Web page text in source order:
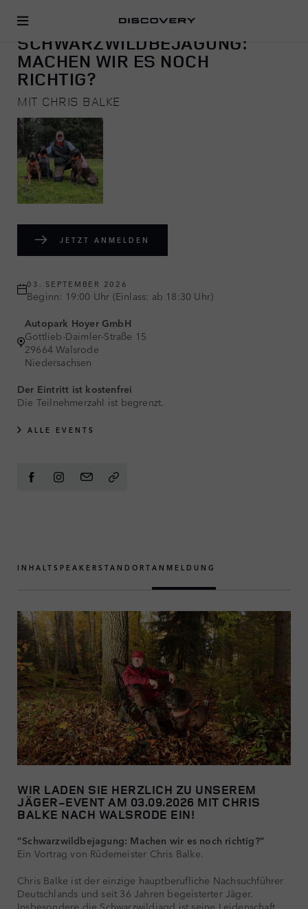
JAGEN
SCHWARZWILDBEJAGUNG:
MACHEN WIR ES NOCH
RICHTIG?
MIT CHRIS BALKE
JETZT ANMELDEN
03. SEPTEMBER 2026
Beginn: 19:00 Uhr (Einlass: ab 18:30 Uhr)
Autopark Hoyer GmbH
Gottlieb-Daimler-Straße 15
29664 Walsrode
Niedersachsen
Der Eintritt ist kostenfrei
Die Teilnehmerzahl ist begrenzt.
ALLE EVENTS
INHALT SPEAKER STANDORT ANMELDUNG
WIR LADEN SIE HERZLICH ZU UNSEREM
JÄGER-EVENT AM 03.09.2026 MIT CHRIS
BALKE NACH WALSRODE EIN!
“Schwarzwildbejagung: Machen wir es noch richtig?”
Ein Vortrag von Rüdemeister Chris Balke.
Chris Balke ist der einzige hauptberufliche Nachsuchführer
Deutschlands und seit 36 Jahren begeisterter Jäger.
Insbesondere die Schwarzwildjagd ist seine Leidenschaft.